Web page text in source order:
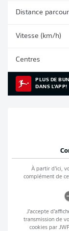
Distance
Vitesse (km/h)
Centres
PLUS DE
DANS L'APP!
À partir d’ici,
complément de
J’accepte
transmission de
cookies par